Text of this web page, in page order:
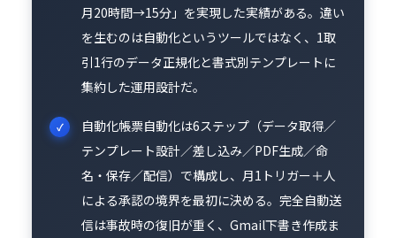
月20時間→15分」を実現した実績がある。違い
を生むのは自動化というツールではなく、1取
引1行のデータ正規化と書式別テンプレートに
集約した運用設計だ。
自動化帳票自動化は6ステップ（データ取得／
テンプレート設計／差し込み／PDF生成／命
名・保存／配信）で構成し、月1トリガー＋人
による承認の境界を最初に決める。完全自動送
信は事故時の復旧が重く、Gmail下書き作成ま